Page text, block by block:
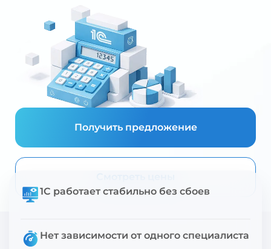
Получить предложение
1С работает стабильно без сбоев
Нет зависимости от одного специалиста